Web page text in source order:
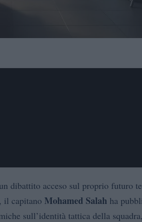
dibattito acceso sul proprio futuro
, il capitano Mohamed Salah ha
sull’identità tattica della